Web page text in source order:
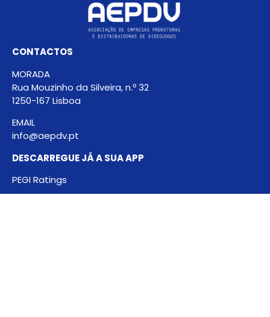
CONTACTOS
MORADA
Rua Mouzinho da Silveira, n.º 32
1250-167 Lisboa
EMAIL
info@aepdv.pt
DESCARREGUE JÁ A SUA APP
PEGI Ratings